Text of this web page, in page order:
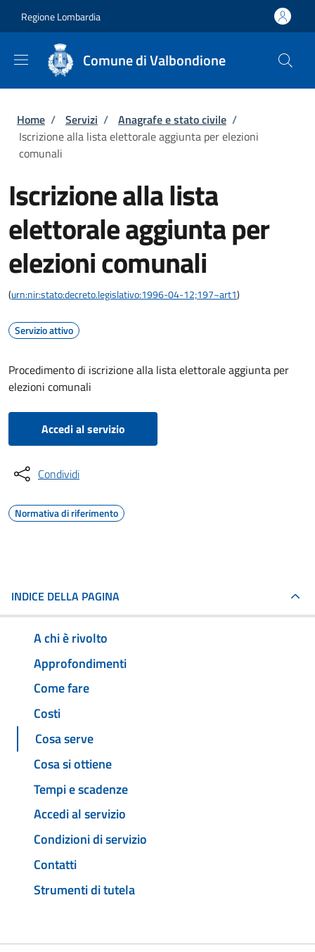
Regione Lombardia
Comune di Valbondione
Briciole di pane
Home / Servizi / Anagrafe e stato civile /
Iscrizione alla lista elettorale aggiunta per elezioni
comunali
Iscrizione alla lista
elettorale aggiunta per
elezioni comunali
(urn:nir:stato:decreto.legislativo:1996-04-12;197~art1)
Servizio attivo
Procedimento di iscrizione alla lista elettorale aggiunta per
elezioni comunali
Accedi al servizio
Condividi
Normativa di riferimento
INDICE DELLA PAGINA
A chi è rivolto
Approfondimenti
Come fare
Costi
Cosa serve
Cosa si ottiene
Tempi e scadenze
Accedi al servizio
Condizioni di servizio
Contatti
Strumenti di tutela